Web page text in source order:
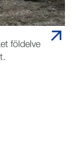
földelve